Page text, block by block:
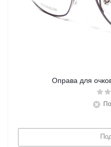
Оправа для